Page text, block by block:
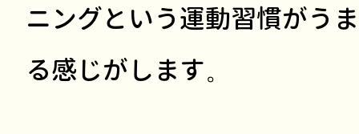
ニングという運動習慣がう
る感じがします。